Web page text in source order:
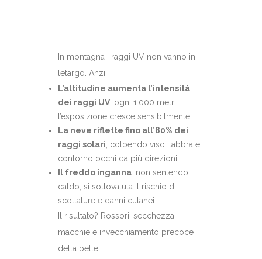
In montagna i raggi UV non vanno in
letargo. Anzi:
L’altitudine aumenta l’intensità
dei raggi UV: ogni 1.000 metri
l’esposizione cresce sensibilmente.
La neve riflette fino all’80% dei
raggi solari , colpendo viso, labbra e
contorno occhi da più direzioni.
Il freddo inganna: non sentendo
caldo, si sottovaluta il rischio di
scottature e danni cutanei.
Il risultato? Rossori, secchezza,
macchie e invecchiamento precoce
della pelle.